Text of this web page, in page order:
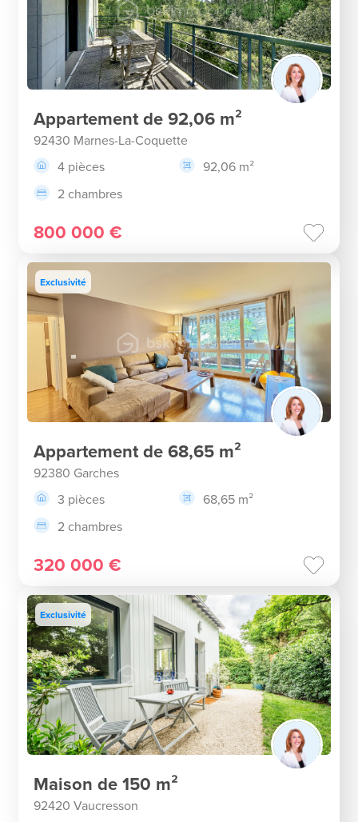
Appartement de 92,06 m²
92430 Marnes-La-Coquette
4 pièces
92,06 m²
2 chambres
800 000 €
Exclusivité
Appartement de 68,65 m²
92380 Garches
3 pièces
68,65 m²
2 chambres
320 000 €
Exclusivité
Maison de 150 m²
92420 Vaucresson